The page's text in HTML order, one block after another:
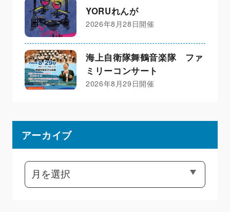
YORUれんが
2026年8月28日開催
海上自衛隊舞鶴音楽隊 ファ
ミリーコンサート
2026年8月29日開催
アーカイブ